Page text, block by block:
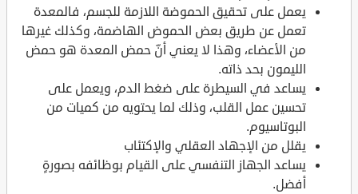
يعمل على تحقيق الحموضة اللازمة للجسم، فالمعدة
تعمل عن طريق بعض الحموض الهاضمة، وكذلك غيرها
من الأعضاء، وهذا لا يعني أنّ حمض المعدة هو حمض
الليمون بحد ذاته.
يساعد في السيطرة على ضغط الدم، ويعمل على
تحسين عمل القلب، وذلك لما يحتويه من كميات من
البوتاسيوم.
يقلل من الإجهاد العقلي والإكتئاب
يساعد الجهاز التنفسي على القيام بوظائفه بصورةٍ
أفضل.